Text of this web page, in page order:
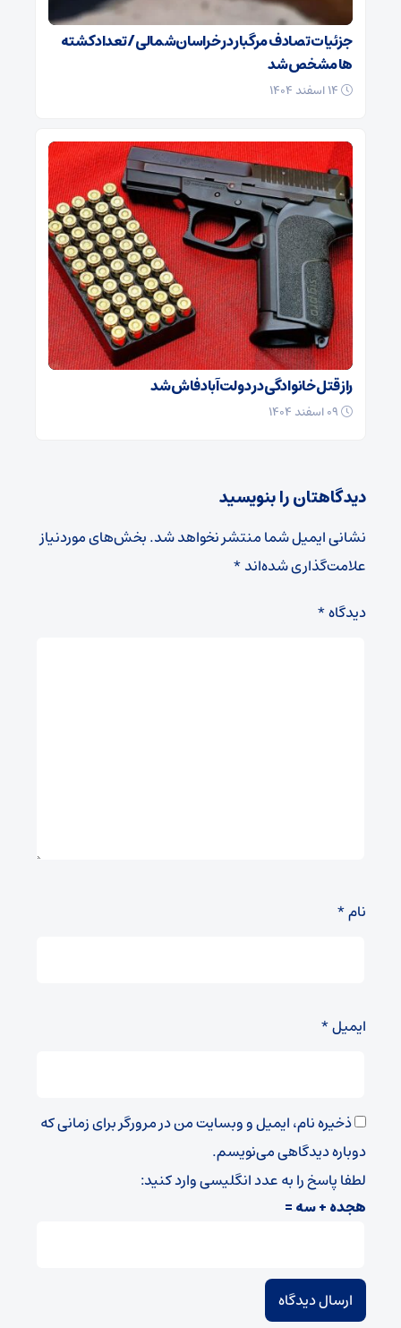
جزئیات تصادف مرگبار در خراسان‌شمالی/ تعداد کشته
ها مشخص شد
راز قتل خانوادگی در دولت‌آباد فاش شد
دیدگاهتان را بنویسید
نشانی ایمیل شما منتشر نخواهد شد.بخش‌های موردنیاز
علامت‌گذاری شده‌اند*
دیدگاه*
نام*
ایمیل*
ذخیره نام، ایمیل و وبسایت من در مرورگر برای زمانی که
دوباره دیدگاهی می‌نویسم.
لطفا پاسخ را به عدد انگلیسی وارد کنید:
هجده + سه =